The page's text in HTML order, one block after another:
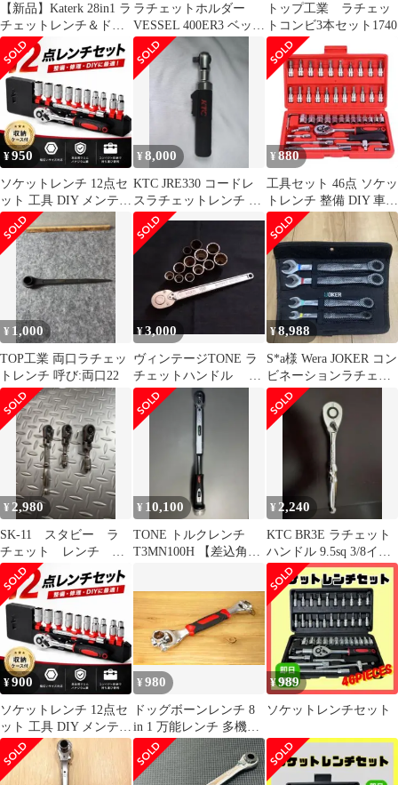
【新品】Katerk 28in1 ラ
チェットレンチ＆ドラ
イバーセット 整備
ラチェットホルダー
VESSEL 400ER3 ベッセ
ル 工具 収納
トップ工業 ラチェッ
トコンビ3本セット1740
¥950
ソケットレンチ 12点セ
ット 工具 DIY メンテナ
ンス 車整備 家具組み立
て
¥8,000
KTC JRE330 コードレ
スラチェットレンチ 本
体
¥880
工具セット 46点 ソケッ
トレンチ 整備 DIY 車
バイク 自転車
¥ 1,000
TOP工業 両口ラチェッ
トレンチ 呼び:両口22
¥3,000
ヴィンテージTONE ラ
チェットハンドル ボ
ックスセット
¥8,988
S*a様 Wera JOKER コン
ビネーションラチェッ
トレンチ 4本セット ミ
¥ 2,980
SK-11 スタビー ラ
チェット レンチ
6.35 9.5 首振り
¥ 10,100
TONE トルクレンチ
T3MN100H 【差込角
¥ 2,240
KTC BR3E ラチェット
ハンドル 9.5sq 3/8イン
チ 日本製
¥900
ソケットレンチ 12点セ
ット 工具 DIY メンテナ
ンス 車整備 家具組み立
て
¥980
ドッグボーンレンチ 8
in 1 万能レンチ 多機能
８サイズ六角タイプ
¥989
ソケットレンチセット